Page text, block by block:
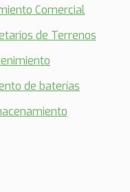
Comercial
de Terrenos
de baterías